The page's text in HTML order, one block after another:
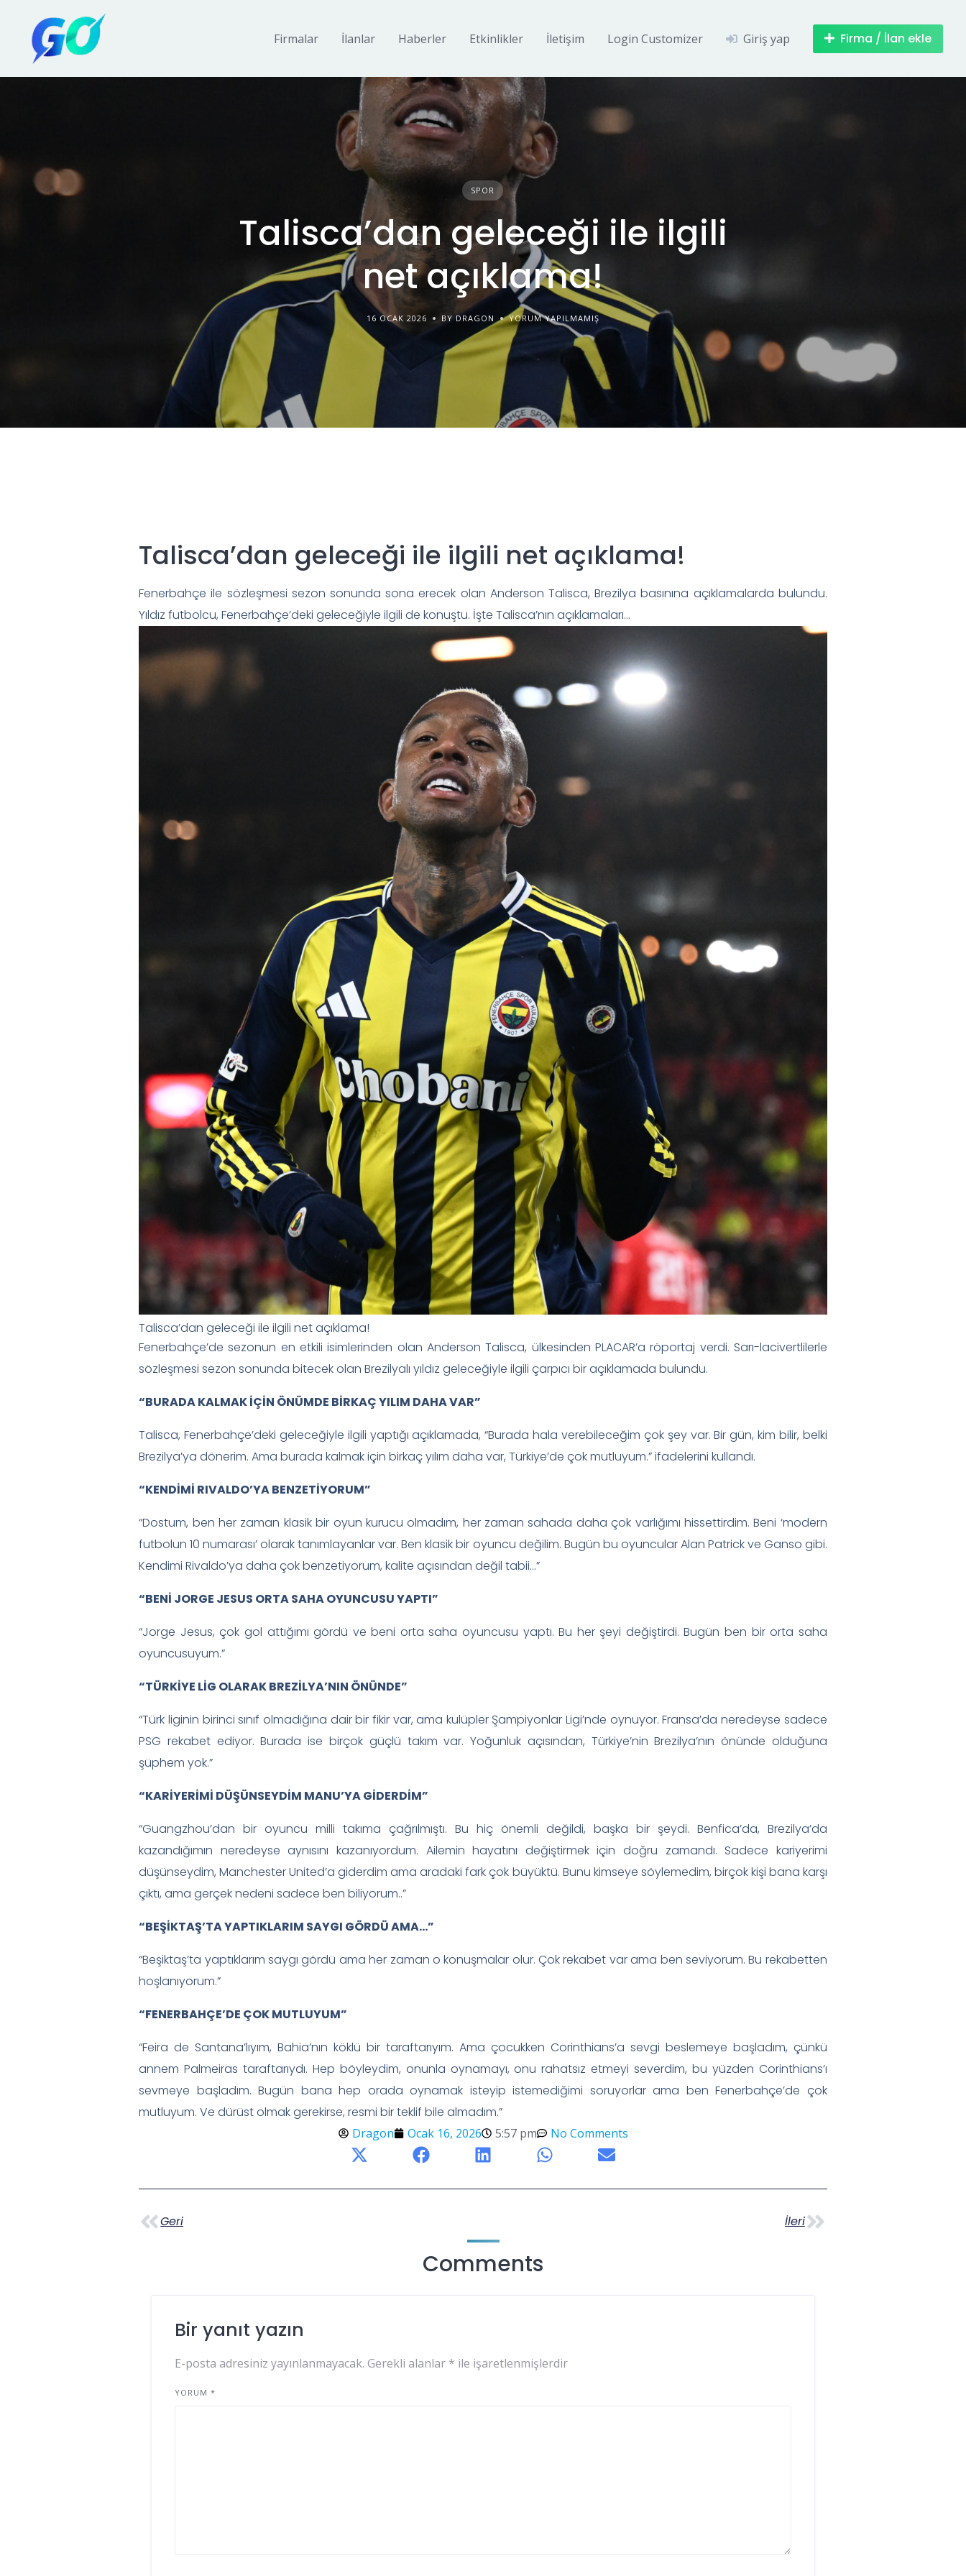
Firmalar İlanlar Haberler Etkinlikler İletişim Login Customizer Giriş yap Firma / İlan ekle
SPOR
Talisca’dan geleceği ile ilgili
net açıklama!
16 OCAK 2026 BY DRAGON YORUM YAPILMAMIŞ
Talisca’dan geleceği ile ilgili net açıklama!
Fenerbahçe ile sözleşmesi sezon sonunda sona erecek olan Anderson Talisca, Brezilya basınına açıklamalarda bulundu.
Yıldız futbolcu, Fenerbahçe’deki geleceğiyle ilgili de konuştu. İşte Talisca’nın açıklamaları…
Talisca’dan geleceği ile ilgili net açıklama!
Fenerbahçe’de sezonun en etkili isimlerinden olan Anderson Talisca, ülkesinden PLACAR’a röportaj verdi. Sarı-lacivertlilerle
sözleşmesi sezon sonunda bitecek olan Brezilyalı yıldız geleceğiyle ilgili çarpıcı bir açıklamada bulundu.
“BURADA KALMAK İÇİN ÖNÜMDE BİRKAÇ YILIM DAHA VAR”
Talisca, Fenerbahçe’deki geleceğiyle ilgili yaptığı açıklamada, “Burada hala verebileceğim çok şey var. Bir gün, kim bilir, belki
Brezilya’ya dönerim. Ama burada kalmak için birkaç yılım daha var, Türkiye’de çok mutluyum.” ifadelerini kullandı.
“KENDİMİ RIVALDO’YA BENZETİYORUM”
“Dostum, ben her zaman klasik bir oyun kurucu olmadım, her zaman sahada daha çok varlığımı hissettirdim. Beni ‘modern
futbolun 10 numarası’ olarak tanımlayanlar var. Ben klasik bir oyuncu değilim. Bugün bu oyuncular Alan Patrick ve Ganso gibi.
Kendimi Rivaldo’ya daha çok benzetiyorum, kalite açısından değil tabii…”
“BENİ JORGE JESUS ORTA SAHA OYUNCUSU YAPTI”
“Jorge Jesus, çok gol attığımı gördü ve beni orta saha oyuncusu yaptı. Bu her şeyi değiştirdi. Bugün ben bir orta saha
oyuncusuyum.”
“TÜRKİYE LİG OLARAK BREZİLYA’NIN ÖNÜNDE”
“Türk liginin birinci sınıf olmadığına dair bir fikir var, ama kulüpler Şampiyonlar Ligi’nde oynuyor. Fransa’da neredeyse sadece
PSG rekabet ediyor. Burada ise birçok güçlü takım var. Yoğunluk açısından, Türkiye’nin Brezilya’nın önünde olduğuna
şüphem yok.”
“KARİYERİMİ DÜŞÜNSEYDİM MANU’YA GİDERDİM”
“Guangzhou’dan bir oyuncu milli takıma çağrılmıştı. Bu hiç önemli değildi, başka bir şeydi. Benfica’da, Brezilya’da
kazandığımın neredeyse aynısını kazanıyordum. Ailemin hayatını değiştirmek için doğru zamandı. Sadece kariyerimi
düşünseydim, Manchester United’a giderdim ama aradaki fark çok büyüktü. Bunu kimseye söylemedim, birçok kişi bana karşı
çıktı, ama gerçek nedeni sadece ben biliyorum..”
“BEŞİKTAŞ’TA YAPTIKLARIM SAYGI GÖRDÜ AMA…”
“Beşiktaş’ta yaptıklarım saygı gördü ama her zaman o konuşmalar olur. Çok rekabet var ama ben seviyorum. Bu rekabetten
hoşlanıyorum.”
“FENERBAHÇE’DE ÇOK MUTLUYUM”
“Feira de Santana’lıyım, Bahia’nın köklü bir taraftarıyım. Ama çocukken Corinthians’a sevgi beslemeye başladım, çünkü
annem Palmeiras taraftarıydı. Hep böyleydim, onunla oynamayı, onu rahatsız etmeyi severdim, bu yüzden Corinthians’ı
sevmeye başladım. Bugün bana hep orada oynamak isteyip istemediğimi soruyorlar ama ben Fenerbahçe’de çok
mutluyum. Ve dürüst olmak gerekirse, resmi bir teklif bile almadım.”
Dragon Ocak 16, 2026 5:57 pm No Comments
Geri İleri
Comments
Bir yanıt yazın
E-posta adresiniz yayınlanmayacak. Gerekli alanlar * ile işaretlenmişlerdir
YORUM *